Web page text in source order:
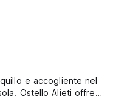
e accogliente nel
Ostello Alieti offre
(4 / 5 / 6 letti). I